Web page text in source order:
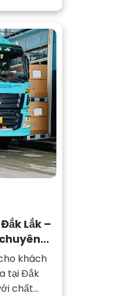
cận.
Lắk –
khách
tại Đắk
chất